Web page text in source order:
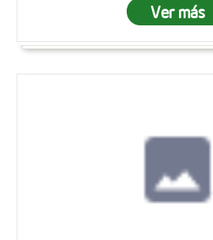
Ver más